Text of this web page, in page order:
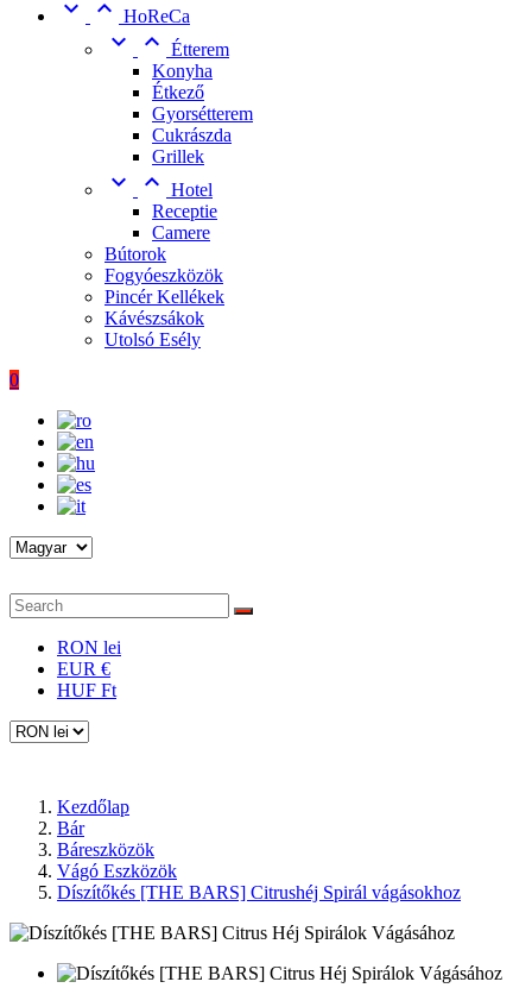
  HoReCa
  Étterem
Konyha
Étkező
Gyorsétterem
Cukrászda
Grillek
  Hotel
Receptie
Camere
Bútorok
Fogyóeszközök
Pincér Kellékek
Kávészsákok
Utolsó Esély
0
RON lei
EUR €
HUF Ft
Kezdőlap
Bár
Báreszközök
Vágó Eszközök
Díszítőkés [THE BARS] Citrushéj Spirál vágásokhoz